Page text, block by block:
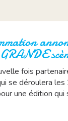
fois
se déroulera
une édition qui